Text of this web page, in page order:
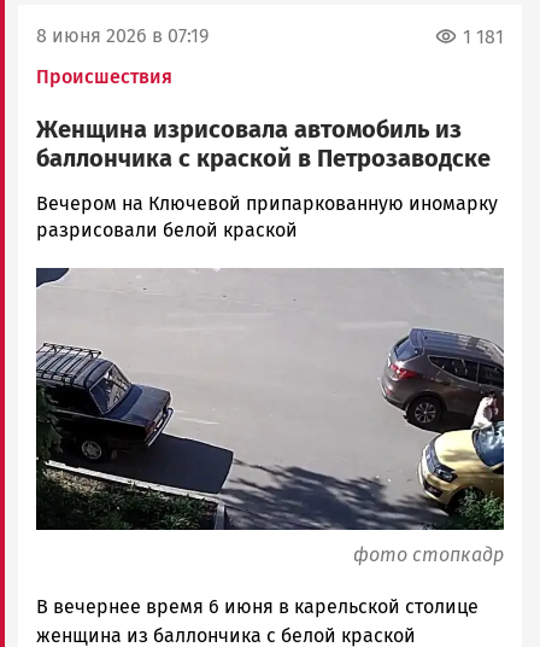
8 июня 2026 в 07:19
Происшествия
1 181
Женщина изрисовала автомобиль из
баллончика с краской в Петрозаводске
Ольга
Гаврилова
Петрозаводска
|
Петрозаводск
ГОВОРИТ
Вечером на Ключевой припаркованную иномарку
разрисовали белой краской
Image
фото стопкадр
В вечернее время 6 июня в карельской столице
женщина из баллончика с белой краской